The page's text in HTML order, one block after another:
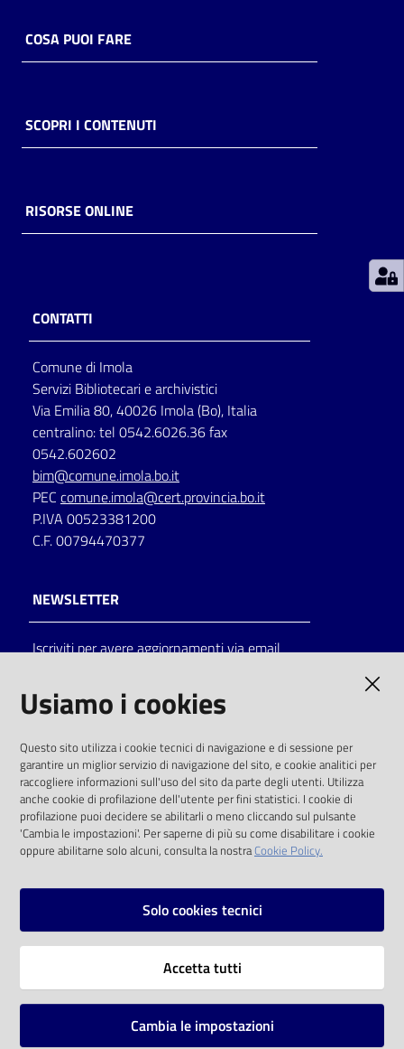
Piani
Decentrate
Seguici
su
on line
Eventi
Chiedi al
bibliotecario
Avvisi
COSA PUOI FARE
SCOPRI I CONTENUTI
RISORSE ONLINE
CONTATTI
Comune di Imola
Servizi Bibliotecari e archivistici
Via Emilia 80, 40026 Imola (Bo), Italia
centralino: tel 0542.6026.36 fax
0542.602602
bim@comune.imola.bo.it
PEC comune.imola@cert.provincia.bo.it
P.IVA 00523381200
C.F. 00794470377
NEWSLETTER
Iscriviti per avere aggiornamenti via email
solo alle condizioni previste dalla direttiva
comunitaria 2003/98/CE e dal d.lgs. 36/2006
SOCIAL
Instagram
Vai alla pagina
Usiamo i cookies
Questo sito utilizza i cookie tecnici di navigazione e di sessione per
garantire un miglior servizio di navigazione del sito, e cookie analitici per
raccogliere informazioni sull'uso del sito da parte degli utenti. Utilizza
anche cookie di profilazione dell'utente per fini statistici. I cookie di
profilazione puoi decidere se abilitarli o meno cliccando sul pulsante
'Cambia le impostazioni'. Per saperne di più su come disabilitare i cookie
oppure abilitarne solo alcuni, consulta la nostraCookie Policy.
Solo cookies tecnici
Accetta tutti
Cambia le impostazioni